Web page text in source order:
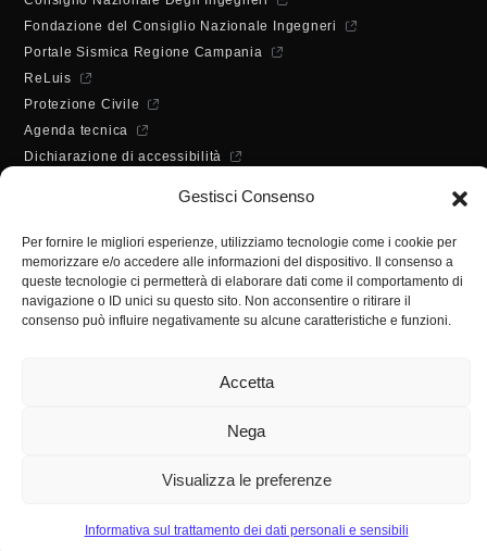
Gestisci Consenso
Per fornire le migliori esperienze, utilizziamo tecnologie come i cookie per
memorizzare e/o accedere alle informazioni del dispositivo. Il consenso a
queste tecnologie ci permetterà di elaborare dati come il comportamento di
navigazione o ID unici su questo sito. Non acconsentire o ritirare il
consenso può influire negativamente su alcune caratteristiche e funzioni.
Accetta
Nega
Visualizza le preferenze
Informativa sul trattamento dei dati personali e sensibili
Fondazione del Consiglio Nazionale Ingegneri
Portale Sismica Regione Campania
ReLuis
Protezione Civile
Agenda tecnica
Dichiarazione di accessibilità
Lunedì - Mercoledì - Venerdì:
Martedì - Giovedì:
10:00 - 12:00 / 14:30 - 16:30
SEGRETERIA